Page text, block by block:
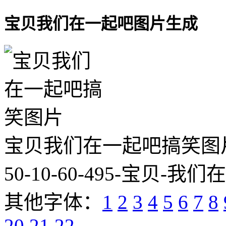
宝贝我们在一起吧图片生成
宝贝我们在一起吧搞笑图
50-10-60-495-宝贝-我们
其他字体： 1 2 3 4 5 6 7 8